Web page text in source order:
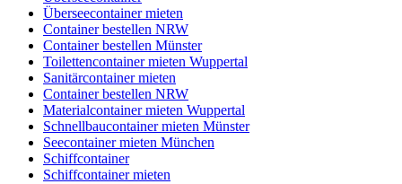
Überseecontainer mieten
Container bestellen NRW
Container bestellen Münster
Toilettencontainer mieten Wuppertal
Sanitärcontainer mieten
Container bestellen NRW
Materialcontainer mieten Wuppertal
Schnellbaucontainer mieten Münster
Seecontainer mieten München
Schiffcontainer
Schiffcontainer mieten